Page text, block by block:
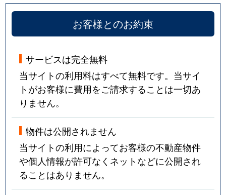
お客様とのお約束
サービスは完全無料
当サイトの利用料はすべて無料です。当サイ
トがお客様に費用をご請求することは一切あ
りません。
物件は公開されません
当サイトの利用によってお客様の不動産物件
や個人情報が許可なくネットなどに公開され
ることはありません。